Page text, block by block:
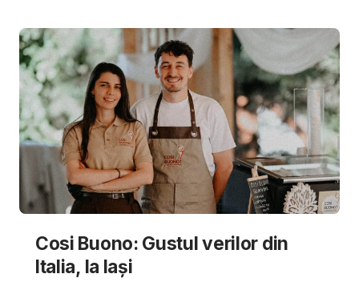
Cosi Buono: Gustul verilor din
Italia, la Iași